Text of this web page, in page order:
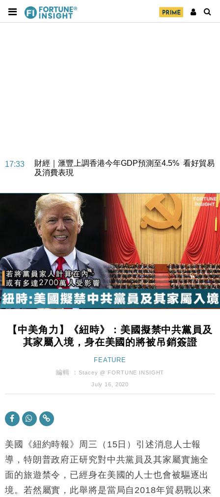
17:33
財經｜滙豐上調香港今年GDP預測至4.5% 看好貿易
及消費表現
損失近6900萬元
財經｜日經失守6.5萬點後回穩 全周仍升近2%
財經｜恒隆10月換帥 玩具「反」斗城亞洲CEO蔡德
粦接任
15:11
財經｜韓股反覆波動收跌 連挫7周創逾3年最長跌勢
13:44
財經｜內地7月美元計價出口增近24%勝預期 貿易順
差達1125億美元
12:44
財經｜日本春季三度入市撐日圓 4月單日斥6.28萬億
11:12
國際｜特朗普料美伊戰事快結束 承認部分彈藥庫存緊
張
財經｜SA售股自救後再出手 斥4億美元押注未上市公
財經｜華僑銀行上半年淨利創新高 中期息增15%至
47仙
17:33
及消費表現
損失近6900萬元
16:05
財經｜日經失守6.5萬點後回穩 全周仍升近2%
15:47
粦接任
【中美角力】《紐時》：美國擬禁中共黨員及
其家屬入境，身在美國的將被吊銷簽證
FEATURE
編輯 ：Stacey @ FORTUNE INSIGHT
July 16, 2020
美國《紐約時報》周三（15日）引述消息人士報
導，特朗普政府正研究對中共黨員及其家屬實施全
面的旅遊禁令，已經身在美國的人士也會被驅逐出
境。若然屬實，此舉將是當局自2018年貿易戰以來